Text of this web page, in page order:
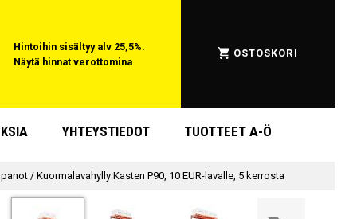
Hintoihin sisältyy alv 25,5%.
Näytä hinnat verottomina
OSTOSKORI
YHTEYSTIEDOT TUOTTEET A-Ö
/Kuormalavahylly Kasten P90, 10 EUR-lavalle, 5 kerrosta